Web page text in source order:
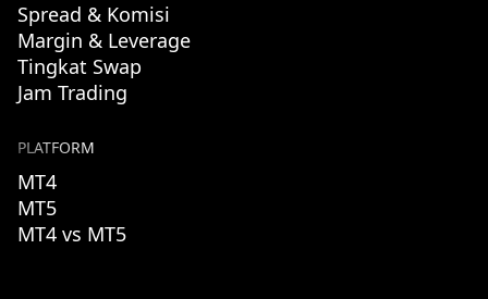
Spread & Komisi
Margin & Leverage
Tingkat Swap
Jam Trading
PLATFORM
MT4
MT5
MT4 vs MT5